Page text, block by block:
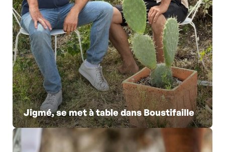
Jigmé, se met à table dans Boustifaille